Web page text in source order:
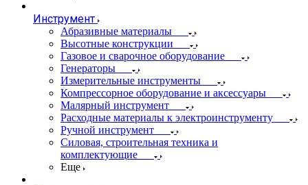
Инструмент
Абразивные материалы
Высотные конструкции
Газовое и сварочное оборудование
Генераторы
Измерительные инструменты
Компрессорное оборудование и аксессуары
Малярный инструмент
Расходные материалы к электроинструменту
Ручной инструмент
Силовая, строительная техника и
комплектующие
Еще